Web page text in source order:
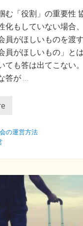
む「役割」の重要性
化もしていない場合
員がほしいものを渡
員がほしいもの」と
ても答は出てこない
答が …
の運営方法